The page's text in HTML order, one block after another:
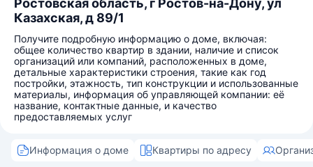
Ростовская область, г Ростов-на-Дону, ул
Казахская, д 89/1
Получите подробную информацию о доме, включая:
общее количество квартир в здании, наличие и список
организаций или компаний, расположенных в доме,
детальные характеристики строения, такие как год
постройки, этажность, тип конструкции и использованные
материалы, информация об управляющей компании: её
название, контактные данные, и качество
предоставляемых услуг
Информация о доме Квартиры по адресу